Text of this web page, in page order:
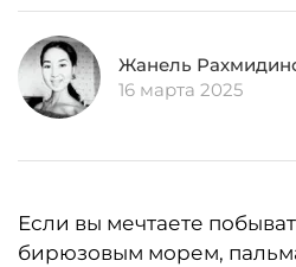
Жанель
16 марта 2025
Если вы мечтаете
бирюзовым морем,